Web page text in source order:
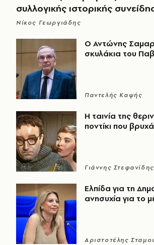
συλλογικής ιστορικής
Νίκος Γεωργιάδης
Ο Αντώνης
σκυλάκια του
Παντελής Καψής
Η ταινία της
ποντίκι που
Γιάννης Στεφανίδης
Ελπίδα για τη
ανησυχία για το
Αριστοτέλης